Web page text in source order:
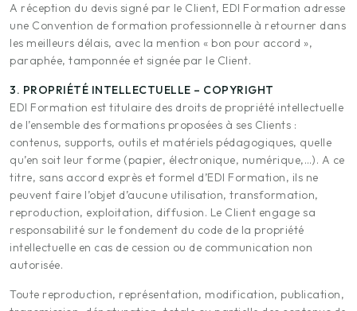
A réception du devis signé par le Client, EDI Formation adresse
une Convention de formation professionnelle à retourner dans
les meilleurs délais, avec la mention « bon pour accord »,
paraphée, tamponnée et signée par le Client.
3. PROPRIÉTÉ INTELLECTUELLE – COPYRIGHT
EDI Formation est titulaire des droits de propriété intellectuelle
de l’ensemble des formations proposées à ses Clients :
contenus, supports, outils et matériels pédagogiques, quelle
qu’en soit leur forme (papier, électronique, numérique,…). A ce
titre, sans accord exprès et formel d’EDI Formation, ils ne
peuvent faire l’objet d’aucune utilisation, transformation,
reproduction, exploitation, diffusion. Le Client engage sa
responsabilité sur le fondement du code de la propriété
intellectuelle en cas de cession ou de communication non
autorisée.
Toute reproduction, représentation, modification, publication,